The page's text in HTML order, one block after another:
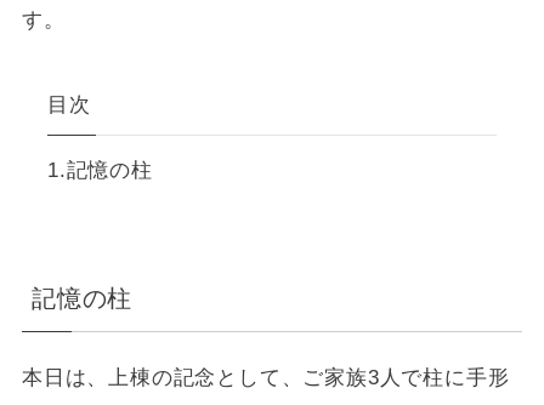
す。
目次
記憶の柱
記憶の柱
本日は、上棟の記念として、ご家族3人で柱に手形